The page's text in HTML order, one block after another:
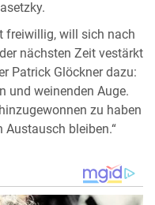
freiwillig, will sich nach
nächsten Zeit vestärkt
Patrick Glöckner dazu:
und weinenden Auge.
zu haben
bleiben.“